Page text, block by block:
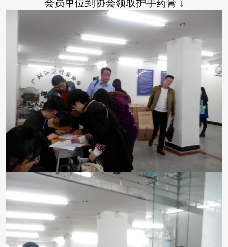
会员单位到协会领取护手药膏 ↓